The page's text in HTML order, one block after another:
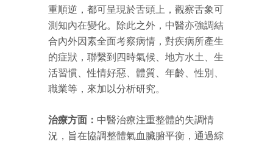
重順逆，都可呈現於舌頭上，觀察舌象可
測知內在變化。除此之外，中醫亦強調結
合內外因素全面考察病情，對疾病所產生
的症狀，聯繫到四時氣候、地方水土、生
活習慣、性情好惡、體質、年齡、性別、
職業等，來加以分析研究。
治療方面： 中醫治療注重整體的失調情
況，旨在協調整體氣血臟腑平衡，通過綜